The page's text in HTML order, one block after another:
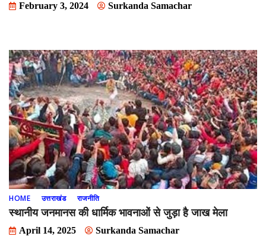
February 3, 2024 Surkanda Samachar
HOME उत्तराखंड राजनीति
स्थानीय जनमानस की धार्मिक भावनाओं से जुड़ा है जाख मेला
April 14, 2025 Surkanda Samachar